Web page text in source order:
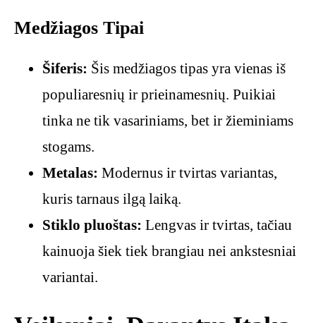
Medžiagos Tipai
Šiferis: Šis medžiagos tipas yra vienas iš
populiaresnių ir prieinamesnių. Puikiai
tinka ne tik vasariniams, bet ir žieminiams
stogams.
Metalas: Modernus ir tvirtas variantas,
kuris tarnaus ilgą laiką.
Stiklo pluoštas: Lengvas ir tvirtas, tačiau
kainuoja šiek tiek brangiau nei ankstesniai
variantai.